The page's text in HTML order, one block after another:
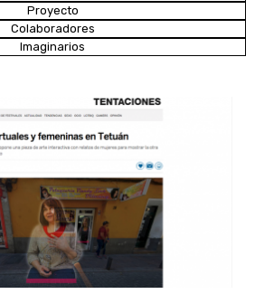
Proyecto
Colaboradores
Imaginarios